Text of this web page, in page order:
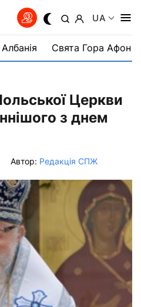
UA
Албанія Свята Гора Афон
Церкви
з днем
Автор: Редакція СПЖ